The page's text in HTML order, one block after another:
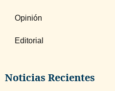
Opinión
Editorial
Noticias Recientes